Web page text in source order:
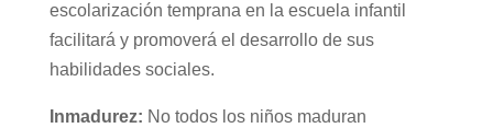
escolarización temprana en la escuela infantil
facilitará y promoverá el desarrollo de sus
habilidades sociales.
Inmadurez: No todos los niños maduran